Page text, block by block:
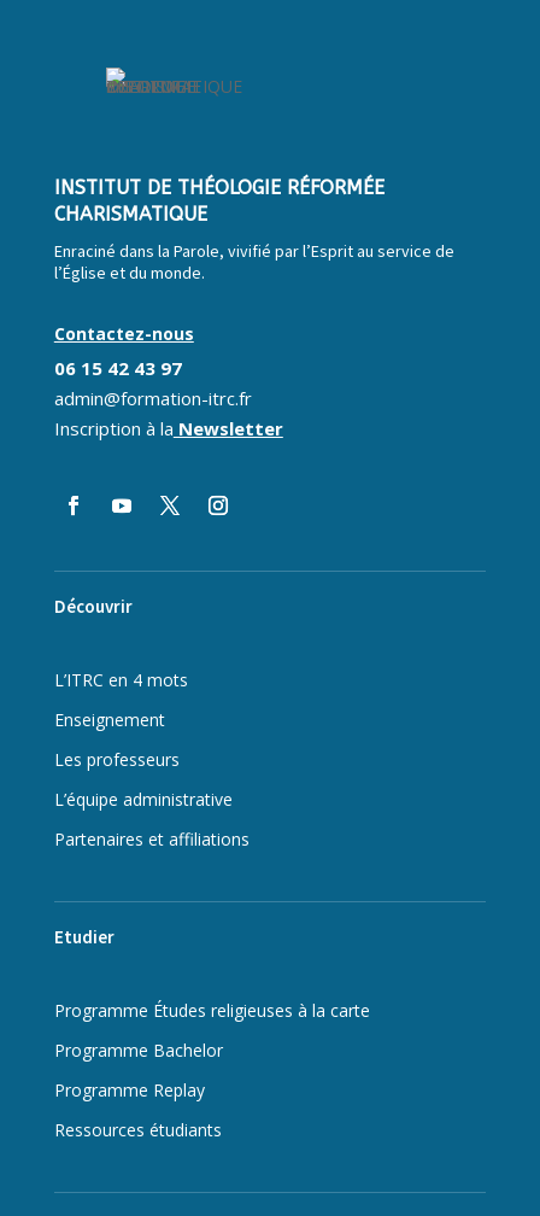
INSTITUT DE THÉOLOGIE RÉFORMÉE
CHARISMATIQUE
Enraciné dans la Parole, vivifié par l’Esprit au service de
l’Église et du monde.
Contactez-nous
06 15 42 43 97
admin@formation-itrc.fr
Inscription à la Newsletter
Découvrir
L’ITRC en 4 mots
Enseignement
Les professeurs
L’équipe administrative
Partenaires et affiliations
Etudier
Programme Études religieuses à la carte
Programme Bachelor
Programme Replay
Ressources étudiants